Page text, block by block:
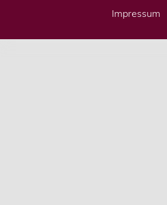
Impressum